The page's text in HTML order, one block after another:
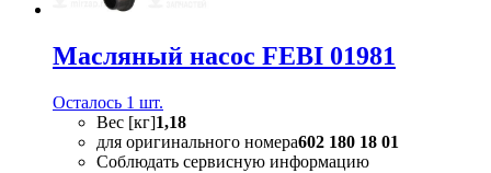
Масляный насос FEBI 01981
Осталось 1 шт.
Вес [кг]1,18
для оригинального номера602 180 18 01
Соблюдать сервисную информацию